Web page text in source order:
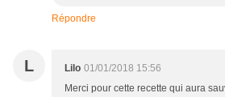
Répondre
L Lilo 01/01/2018 15:56
Merci pour cette recette qui aura